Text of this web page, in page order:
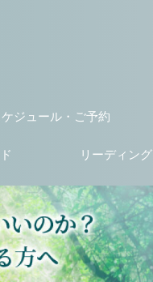
ジュール・ご予約
リーディング